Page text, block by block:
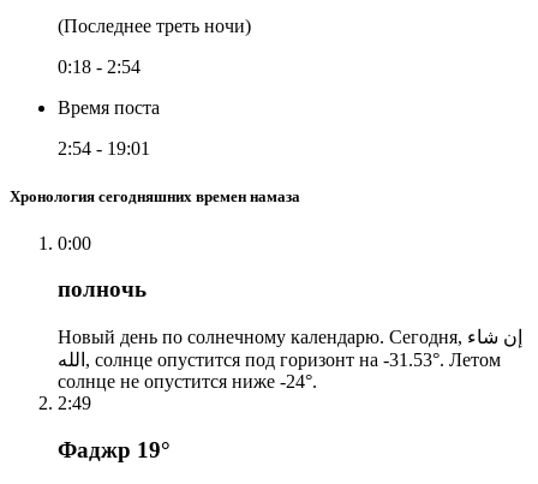
(Последнее треть ночи)
0:18 - 2:54
Время поста
2:54 - 19:01
Хронология сегодняшних времен намаза
0:00
полночь
Новый день по солнечному календарю. Сегодня, إن شاء
الله, солнце опустится под горизонт на -31.53°. Летом
солнце не опустится ниже -24°.
2:49
Фаджр 19°